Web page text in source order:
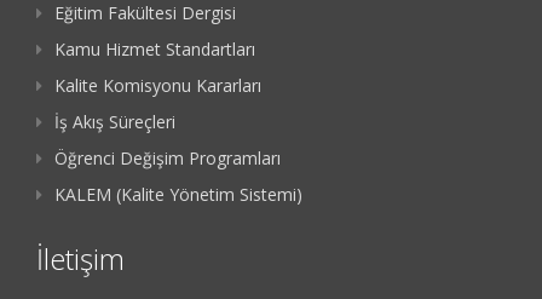
Eğitim Fakültesi Dergisi
Kamu Hizmet Standartları
Kalite Komisyonu Kararları
İş Akış Süreçleri
Öğrenci Değişim Programları
KALEM (Kalite Yönetim Sistemi)
İletişim